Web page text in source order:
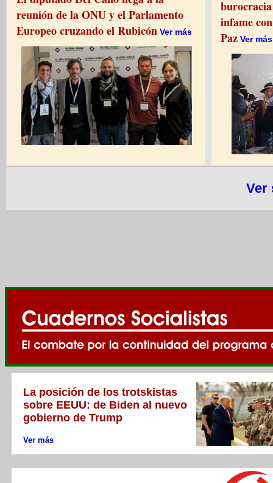
reunión de la ONU y el Parlamento
Europeo cruzando el Rubicón Ver más
infame
Paz Ver más
Ver
La posición de los trotskistas
sobre EEUU: de Biden al nuevo
gobierno de Trump
Ver más